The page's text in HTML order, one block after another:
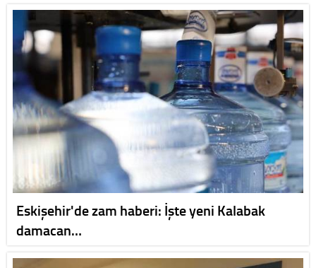
Eskişehir'de zam haberi: İşte yeni Kalabak
damacan…